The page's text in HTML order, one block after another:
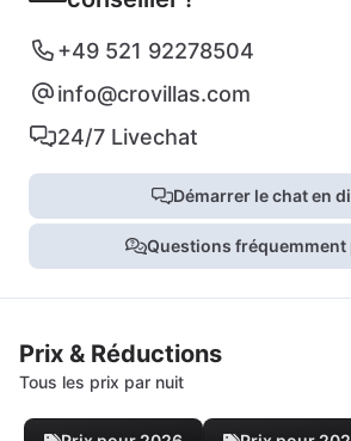
+49 521 92278504
info@crovillas.com
24/7 Livechat
Démarrer le chat en
Questions fréquemment
Prix & Réductions
Tous les prix par nuit